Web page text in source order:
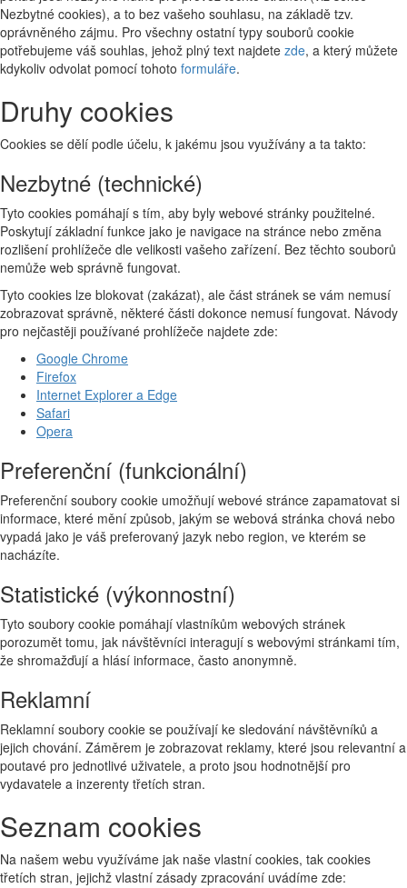
Nezbytné cookies), a to bez vašeho souhlasu, na základě tzv.
oprávněného zájmu. Pro všechny ostatní typy souborů cookie
potřebujeme váš souhlas, jehož plný text najdete zde, a který můžete
kdykoliv odvolat pomocí tohoto formuláře.
Druhy cookies
Cookies se dělí podle účelu, k jakému jsou využívány a ta takto:
Nezbytné (technické)
Tyto cookies pomáhají s tím, aby byly webové stránky použitelné.
Poskytují základní funkce jako je navigace na stránce nebo změna
rozlišení prohlížeče dle velikosti vašeho zařízení. Bez těchto souborů
nemůže web správně fungovat.
Tyto cookies lze blokovat (zakázat), ale část stránek se vám nemusí
zobrazovat správně, některé části dokonce nemusí fungovat. Návody
pro nejčastěji používané prohlížeče najdete zde:
Google Chrome
Firefox
Internet Explorer a Edge
Safari
Opera
Preferenční (funkcionální)
Preferenční soubory cookie umožňují webové stránce zapamatovat si
informace, které mění způsob, jakým se webová stránka chová nebo
vypadá jako je váš preferovaný jazyk nebo region, ve kterém se
nacházíte.
Statistické (výkonnostní)
Tyto soubory cookie pomáhají vlastníkům webových stránek
porozumět tomu, jak návštěvníci interagují s webovými stránkami tím,
že shromažďují a hlásí informace, často anonymně.
Reklamní
Reklamní soubory cookie se používají ke sledování návštěvníků a
jejich chování. Záměrem je zobrazovat reklamy, které jsou relevantní a
poutavé pro jednotlivé uživatele, a proto jsou hodnotnější pro
vydavatele a inzerenty třetích stran.
Seznam cookies
Na našem webu využíváme jak naše vlastní cookies, tak cookies
třetích stran, jejichž vlastní zásady zpracování uvádíme zde: